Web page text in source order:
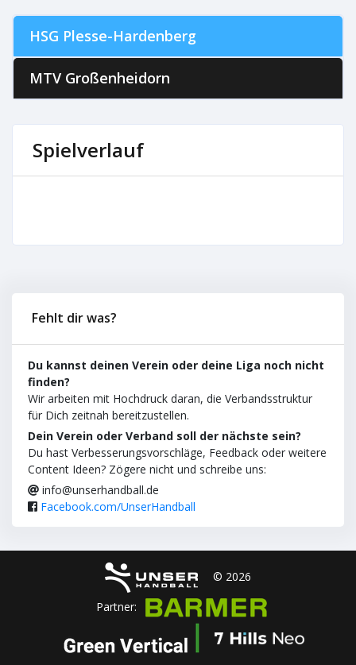
HSG Plesse-Hardenberg
MTV Großenheidorn
Spielverlauf
Fehlt dir was?
Du kannst deinen Verein oder deine Liga noch nicht
finden?
Wir arbeiten mit Hochdruck daran, die Verbandsstruktur
für Dich zeitnah bereitzustellen.
Dein Verein oder Verband soll der nächste sein?
Du hast Verbesserungsvorschläge, Feedback oder weitere
Content Ideen? Zögere nicht und schreibe uns:
info@unserhandball.de
Facebook.com/UnserHandball
© 2026
Partner: